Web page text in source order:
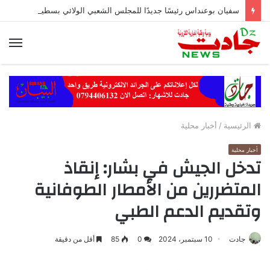
الرئيسية / أخبار محلية
أخبار محلية
تدخل الجيش في بشار: إنقاذ
المتضررين من الأمطار الطوفانية
وتقديم الدعم الطبي
جادت 10 سبتمبر، 2024 0
85 أقل من دقيقة